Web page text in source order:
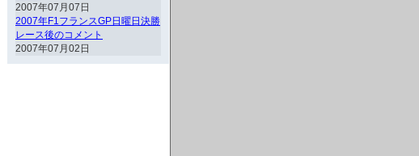
2007年07月07日
2007年F1フランスGP日曜日決勝
レース後のコメント
2007年07月02日